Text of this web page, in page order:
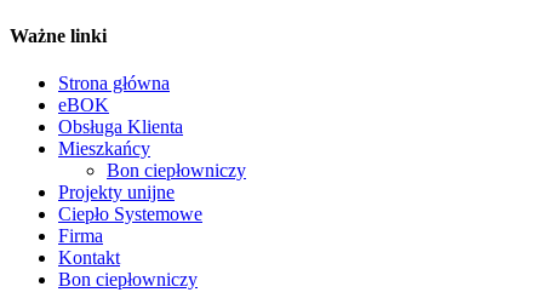
Ważne linki
Strona główna
eBOK
Obsługa Klienta
Mieszkańcy
Bon ciepłowniczy
Projekty unijne
Ciepło Systemowe
Firma
Kontakt
Bon ciepłowniczy